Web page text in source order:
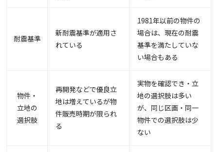
耐震基準
新耐震基準が適用さ
れている
1981年以前の物件の
場合は、現在の耐震
基準を満たしていな
い場合もある
物件・
立地の
選択肢
再開発などで優良立
地は増えているが物
件販売時期が限られ
る
実物を確認でき・立
地の選択肢は多い
が、同じ区画・同一
物件での選択肢は少
ない